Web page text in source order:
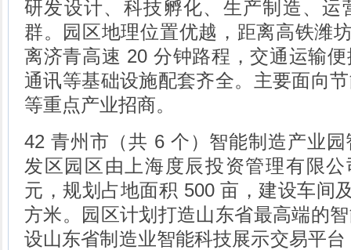
研发设计、科技孵化、生产制造、运
群。园区地理位置优越，距离高铁潍
离济青高速 20 分钟路程，交通运输
通讯等基础设施配套齐全。主要面向
等重点产业招商。
42 青州市（共 6 个）智能制造产业
发区园区由上海度辰投资管理有限
元，规划占地面积 500 亩，建设车间
方米。园区计划打造山东省最高端的
设山东省制造业智能科技展示交易平